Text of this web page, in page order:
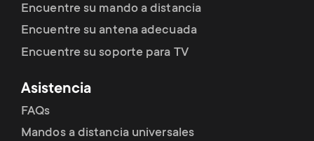
Encuentre su mando a distancia
Encuentre su antena adecuada
Encuentre su soporte para TV
Asistencia
FAQs
Mandos a distancia universales